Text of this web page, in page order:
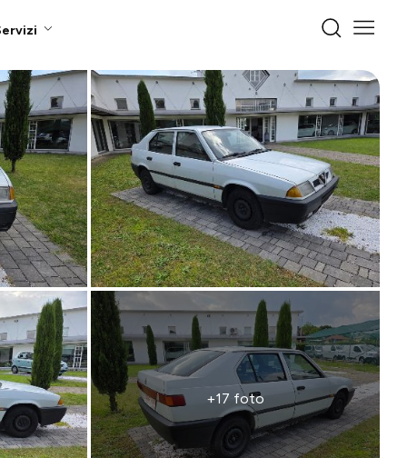
+17 foto